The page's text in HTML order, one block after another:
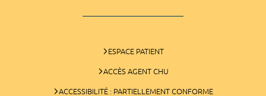
ESPACE PATIENT
ACCÈS AGENT CHU
ACCESSIBILITÉ : PARTIELLEMENT CONFORME